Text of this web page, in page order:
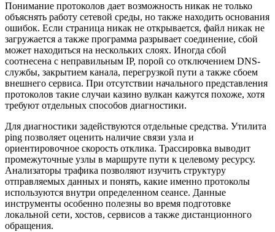
Понимание протоколов дает возможность никак не только
объяснять работу сетевой среды, но также находить основания
ошибок. Если страница никак не открывается, файл никак не
загружается а также программа разрывает соединение, сбой
может находиться на нескольких слоях. Иногда сбой
соотнесена с неправильным IP, порой со отключением DNS-
службы, закрытием канала, перегрузкой пути а также сбоем
внешнего сервиса. При отсутствии начального представления
протоколов такие случаи казино вулкан кажутся похоже, хотя
требуют отдельных способов диагностики.
Для диагностики задействуются отдельные средства. Утилита
ping позволяет оценить наличие связи узла и
ориентировочное скорость отклика. Трассировка выводит
промежуточные узлы в маршруте пути к целевому ресурсу.
Анализаторы трафика позволяют изучить структуру
отправляемых данных и понять, какие именно протоколы
используются внутри определенном сеансе. Данные
инструменты особенно полезны во время подготовке
локальной сети, хостов, сервисов а также дистанционного
обращения.